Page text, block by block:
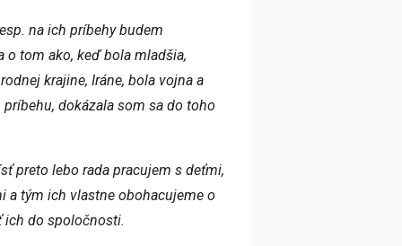
na ich príbehy budem
o tom ako, keď bola mladšia,
krajine, Iráne, bola vojna a
dokázala som sa do toho
preto lebo rada pracujem s deťmi,
a tým ich vlastne obohacujeme o
ich do spoločnosti.